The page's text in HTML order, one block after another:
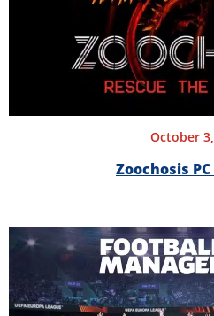
October
Zoochosis PC